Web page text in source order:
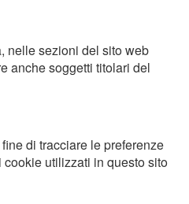
nelle sezioni del sito web
anche soggetti titolari del
di tracciare le preferenze
utilizzati in questo sito